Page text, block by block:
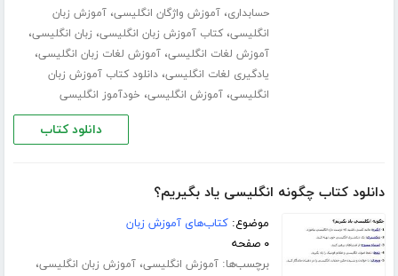
حسابداری،آموزش واژگان انگلیسی،آموزش زبان
انگلیسی،کتاب آموزش زبان انگلیسی، زبان انگلیسی،
آموزش لغات انگلیسی،آموزش لغات زبان انگلیسی،
یادگیری لغات انگلیسی،دانلود کتاب آموزش زبان
انگلیسی،آموزش انگلیسی، خودآموز انگلیسی
دانلود کتاب
دانلود کتاب چگونه انگلیسی یاد بگیریم؟
موضوع:کتاب‌های آموزش زبان
۰ صفحه
برچسب‌ها:آموزش انگلیسی،آموزش زبان انگلیسی،